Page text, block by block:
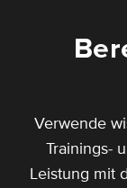
Verwende
Trainings-
Leistung mit